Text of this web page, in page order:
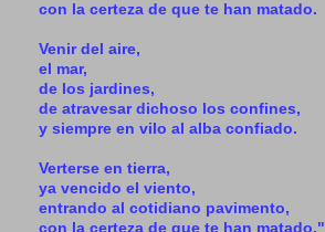
con la certeza de que te han matado.
Venir del aire,
el mar,
de los jardines,
de atravesar dichoso los confines,
y siempre en vilo al alba confiado.
Verterse en tierra,
ya vencido el viento,
entrando al cotidiano pavimento,
con la certeza de que te han matado."